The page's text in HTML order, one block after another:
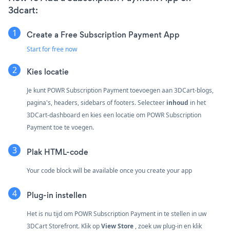
3dcart:
Create a Free Subscription Payment App
Start for free now
Kies locatie
Je kunt POWR Subscription Payment toevoegen aan 3DCart-blogs,
pagina's, headers, sidebars of footers. Selecteer inhoud in het
3DCart-dashboard en kies een locatie om POWR Subscription
Payment toe te voegen.
Plak HTML-code
Your code block will be available once you create your app
Plug-in instellen
Het is nu tijd om POWR Subscription Payment in te stellen in uw
3DCart Storefront. Klik opView Store , zoek uw plug-in en klik